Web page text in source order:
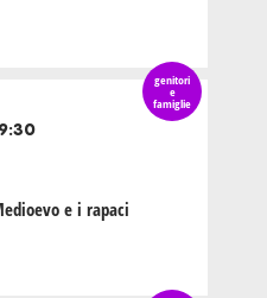
genitori
e
famiglie
e i rapaci